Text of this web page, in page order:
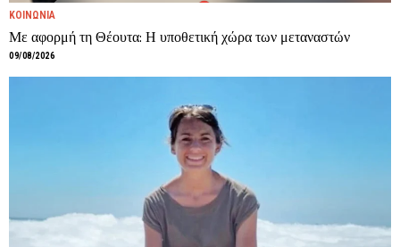
ΚΟΙΝΩΝΙΑ
Με αφορμή τη Θέουτα: Η υποθετική χώρα των μεταναστών
09/08/2026